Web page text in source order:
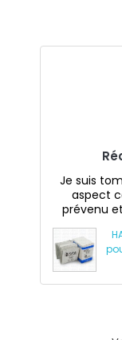
Je suis
aspect
prévenu